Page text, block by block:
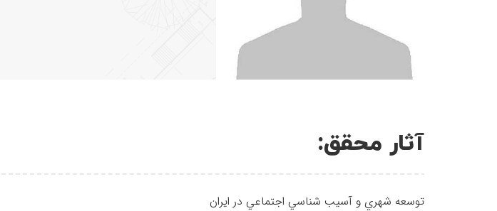
آثار محقق:
توسعه شهري و آسيب شناسي اجتماعي در ايران